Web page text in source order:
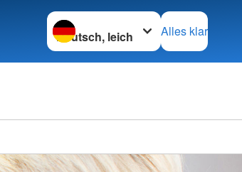
Sprache wechseln zu
Alles klar